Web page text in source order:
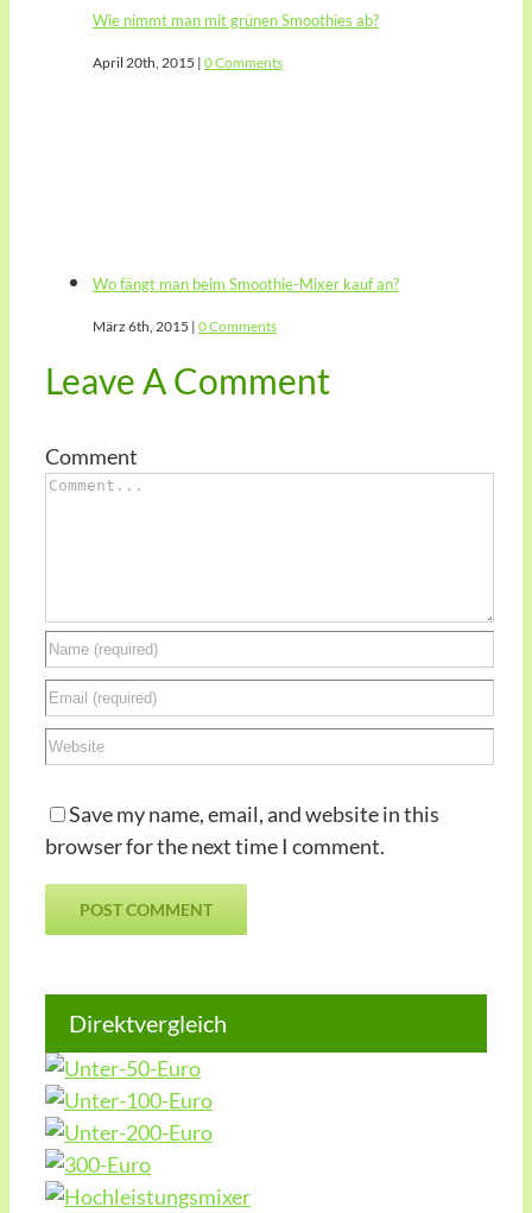
Wie nimmt man mit grünen Smoothies ab?
April 20th, 2015 | 0 Comments
Wo fängt man beim Smoothie-Mixer kauf an?
März 6th, 2015 | 0 Comments
Leave A Comment
Comment
Save my name, email, and website in this
browser for the next time I comment.
Direktvergleich